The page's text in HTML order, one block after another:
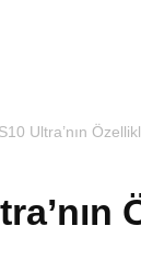
Ultra’nın